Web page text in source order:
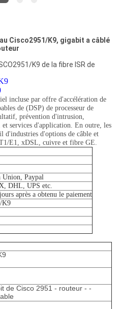
Cisco2951/K9, gigabit a câblé
K9 de la fibre ISR de
incluse par offre d'accélération de
de (DSP) de processeur de
prévention d'intrusion,
services d'application. En outre, les
d'industries d'options de câble et
E1, xDSL, cuivre et fibre GE.
Union, Paypal
DHL, UPS etc.
après a obtenu le paiement
K9
de Cisco 2951 - routeur - -